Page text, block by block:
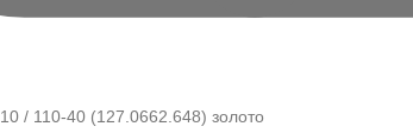
/ 110-40 (127.0662.648) золото